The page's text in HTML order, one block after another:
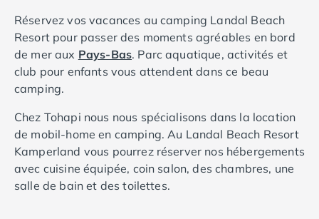
Camping Bretagne
Camping Côtes d'Armor
Camping Erquy
Camping Saint-Cast-le-Guildo
Camping Finistère
Camping Brest
Camping Carantec
Camping Concarneau
Camping Douarnenez
Camping Fouesnant
Réservez vos vacances au camping Landal Beach
Resort pour passer des moments agréables en bord
de mer aux Pays-Bas. Parc aquatique, activités et
club pour enfants vous attendent dans ce beau
camping.
Chez Tohapi nous nous spécialisons dans la location
de mobil-home en camping. Au Landal Beach Resort
Kamperland vous pourrez réserver nos hébergements
avec cuisine équipée, coin salon, des chambres, une
salle de bain et des toilettes.